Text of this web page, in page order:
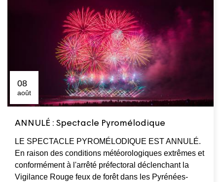
08
août
ANNULÉ : Spectacle Pyromélodique
LE SPECTACLE PYROMÉLODIQUE EST ANNULÉ.
En raison des conditions météorologiques extrêmes et
conformément à l'arrêté préfectoral déclenchant la
Vigilance Rouge feux de forêt dans les Pyrénées-